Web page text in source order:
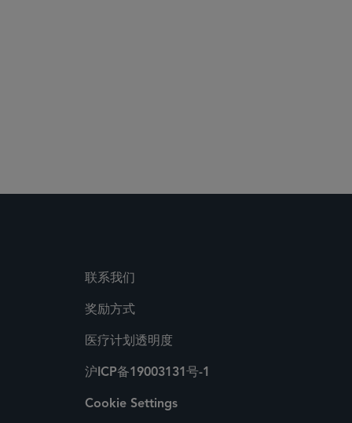
联系我们
奖励方式
医疗计划透明度
沪ICP备19003131号-1
Cookie Settings